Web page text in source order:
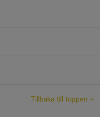
Tillbaka till toppen